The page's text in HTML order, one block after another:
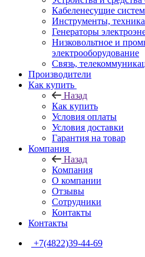
Кабеленесущие
Инструменты, техника
Генераторы
Низковольтное и
электрооборудование
Связь,
Производители
Как купить
Назад
Как купить
Условия оплаты
Условия доставки
Гарантия на товар
Компания
Назад
Компания
О компании
Отзывы
Сотрудники
Контакты
Контакты
+7(4822)39-44-69